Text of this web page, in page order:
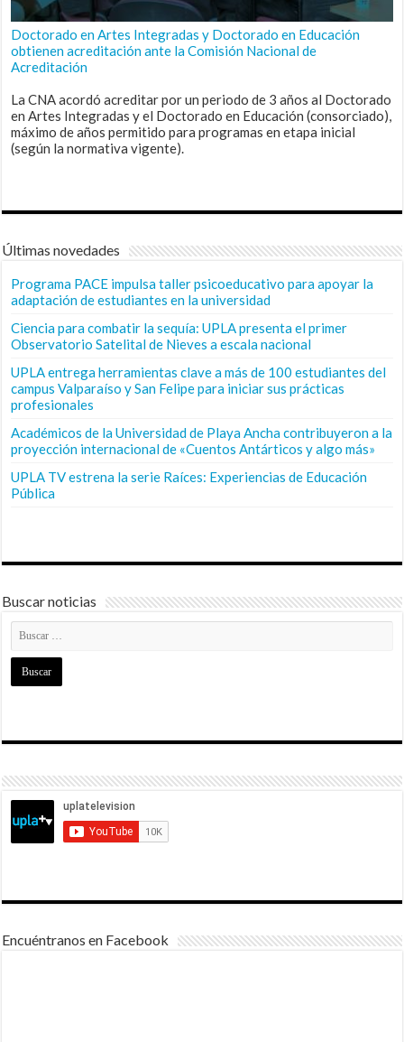
Doctorado en Artes Integradas y Doctorado en Educación
obtienen acreditación ante la Comisión Nacional de
Acreditación
La CNA acordó acreditar por un periodo de 3 años al Doctorado
en Artes Integradas y el Doctorado en Educación (consorciado),
máximo de años permitido para programas en etapa inicial
(según la normativa vigente).
Últimas novedades
Programa PACE impulsa taller psicoeducativo para apoyar la
adaptación de estudiantes en la universidad
Ciencia para combatir la sequía: UPLA presenta el primer
Observatorio Satelital de Nieves a escala nacional
UPLA entrega herramientas clave a más de 100 estudiantes del
campus Valparaíso y San Felipe para iniciar sus prácticas
profesionales
Académicos de la Universidad de Playa Ancha contribuyeron a la
proyección internacional de «Cuentos Antárticos y algo más»
UPLA TV estrena la serie Raíces: Experiencias de Educación
Pública
Buscar noticias
Encuéntranos en Facebook